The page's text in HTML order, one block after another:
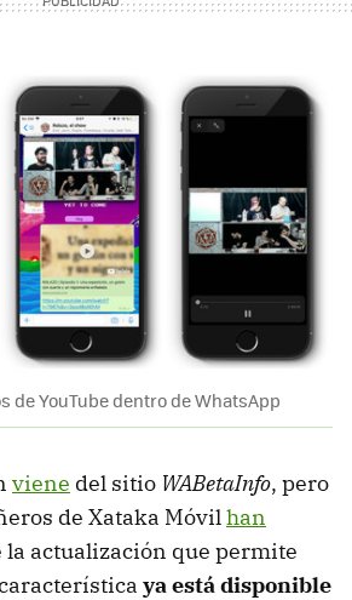
de YouTube dentro de WhatsApp
viene del sitio WABetaInfo, pero
de Xataka Móvilhan
la actualización que permite
ya está disponible